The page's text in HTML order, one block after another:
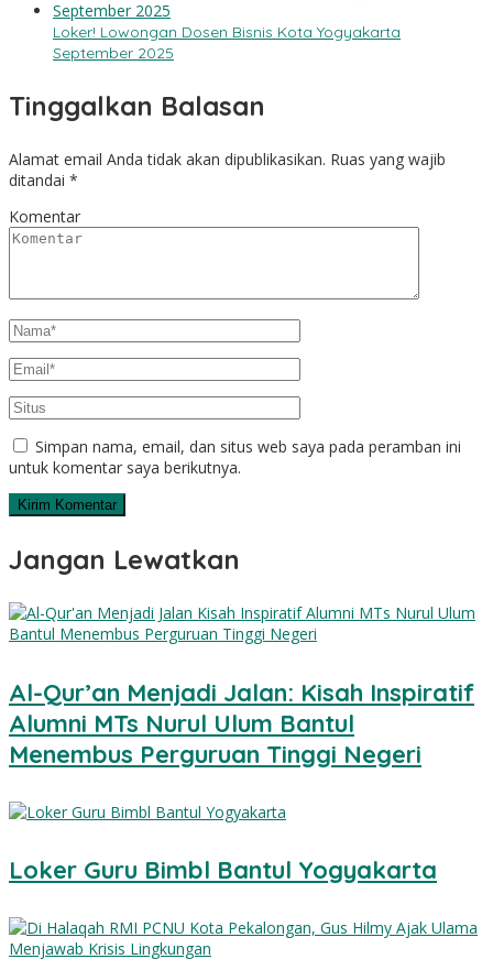
Loker! Lowongan Dosen Bisnis Kota Yogyakarta
September 2025
Tinggalkan Balasan
Alamat email Anda tidak akan dipublikasikan. Ruas yang wajib
ditandai *
Komentar
Simpan nama, email, dan situs web saya pada peramban ini
untuk komentar saya berikutnya.
Jangan Lewatkan
Al-Qur’an Menjadi Jalan: Kisah Inspiratif
Alumni MTs Nurul Ulum Bantul
Menembus Perguruan Tinggi Negeri
Loker Guru Bimbl Bantul Yogyakarta